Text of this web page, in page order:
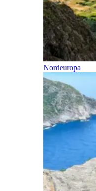
Nordeuropa